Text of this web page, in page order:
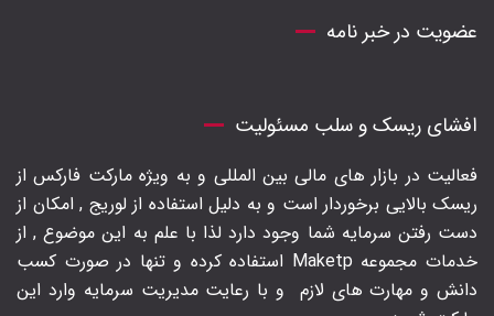
عضویت در خبر نامه
افشای ریسک و سلب مسئولیت
فعالیت در بازار های مالی بین المللی و به ویژه مارکت فارکس از
ریسک بالایی برخوردار است و به دلیل استفاده از لوریج , امکان از
دست رفتن سرمایه شما وجود دارد لذا با علم به این موضوع , از
خدمات مجموعه Maketp استفاده کرده و تنها در صورت کسب
دانش و مهارت های لازم و با رعایت مدیریت سرمایه وارد این